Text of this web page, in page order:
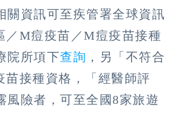
關資訊可至疾管署全球資訊
／M痘疫苗／M痘疫苗接種
院所項下查詢 ，另「不符合
苗接種資格，「經醫師評
風險者，可至全國8家旅遊